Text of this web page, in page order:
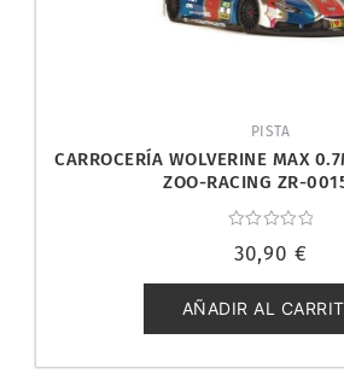
PISTA
CARROCERÍA WOLVERINE MAX
ZOO-RACING ZR-
con
de
5
30,90 €
AÑADIR AL